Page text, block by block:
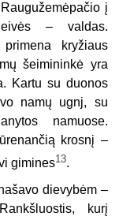
į
– valdas.
kryžiaus
šeimininkė yra
Kartu su duonos
namų ugnj, su
namuose.
krosnį –
gimines13.
dievybėm –
kurį